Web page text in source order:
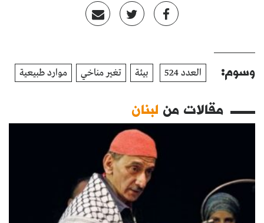
وسوم: العدد 524 بيئة تغير مناخي موارد طبيعية
مقالات من لبنان